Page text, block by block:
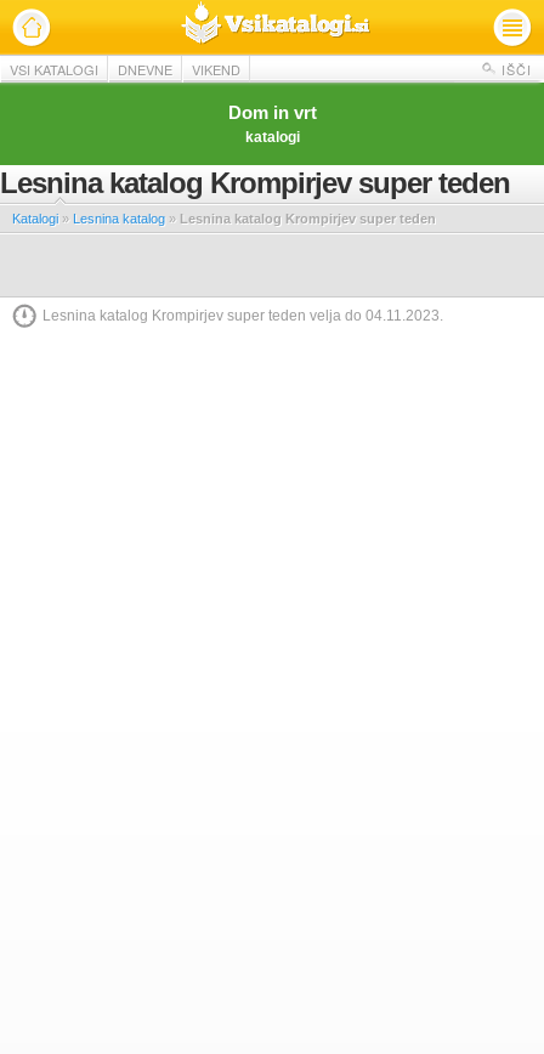
VSI KATALOGI DNEVNE VIKEND IŠČI
Dom in vrt
katalogi
Lesnina katalog Krompirjev super teden
Katalogi » Lesnina katalog » Lesnina katalog Krompirjev super teden
Lesnina katalog Krompirjev super teden velja do 04.11.2023.